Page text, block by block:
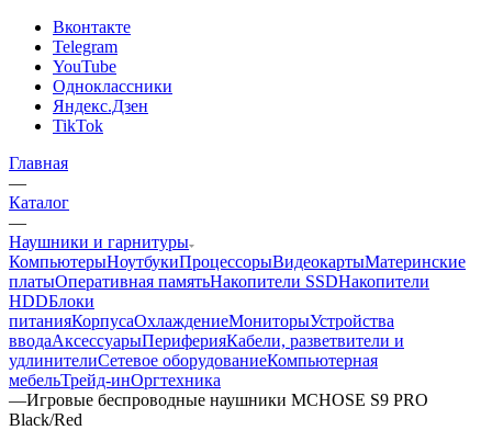
Вконтакте
Telegram
YouTube
Одноклассники
Яндекс.Дзен
TikTok
Главная
—
Каталог
—
Наушники и гарнитуры
КомпьютерыНоутбукиПроцессорыВидеокартыМатеринские
платыОперативная памятьНакопители SSDНакопители
HDDБлоки
питанияКорпусаОхлаждениеМониторыУстройства
вводаАксессуарыПериферияКабели, разветвители и
удлинителиСетевое оборудованиеКомпьютерная
мебельТрейд-инОргтехника
—Игровые беспроводные наушники MCHOSE S9 PRO
Black/Red